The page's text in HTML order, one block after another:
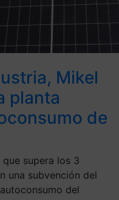
Mikel
planta
de
supera los 3
una subvención del
del